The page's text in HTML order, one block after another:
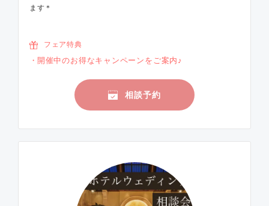
ます＊
フェア特典
開催中のお得なキャンペーンをご案内♪
相談予約